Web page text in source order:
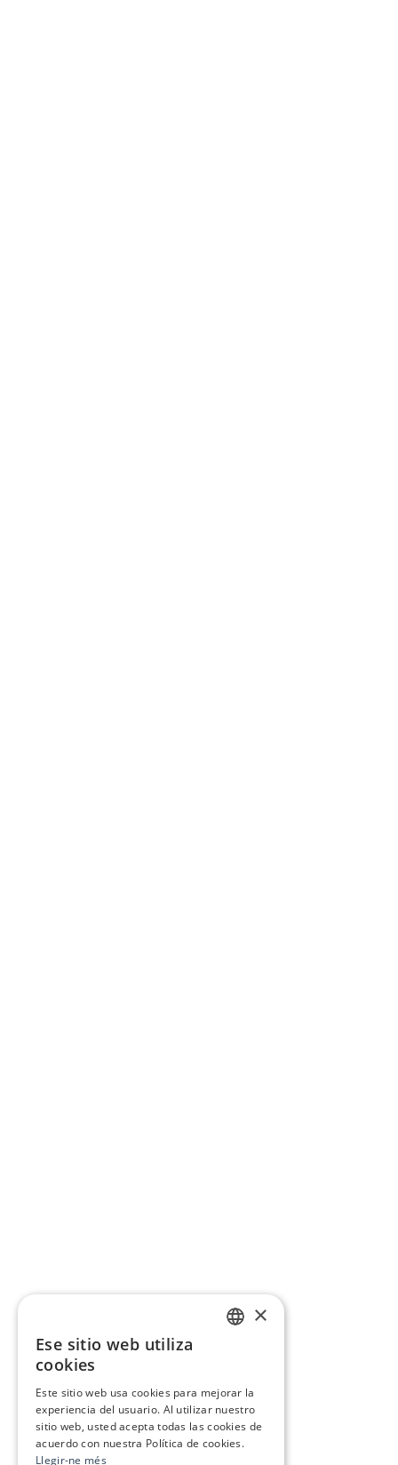
×
Ese sitio web utiliza
cookies
Este sitio web usa cookies para mejorar la
experiencia del usuario. Al utilizar nuestro
sitio web, usted acepta todas las cookies de
acuerdo con nuestra Política de cookies.
Llegir-ne més